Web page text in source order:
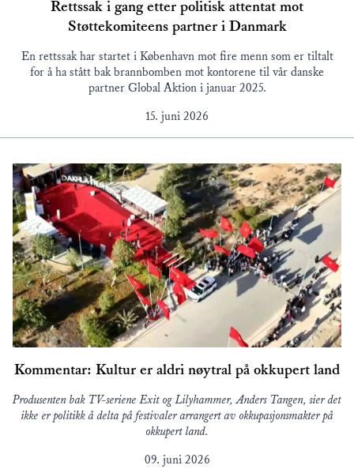
Rettssak i gang etter politisk attentat mot
Støttekomiteens partner i Danmark
En rettssak har startet i København mot fire menn som er tiltalt
for å ha stått bak brannbomben mot kontorene til vår danske
partner Global Aktion i januar 2025.
15. juni 2026
Kommentar: Kultur er aldri nøytral på okkupert land
Produsenten bak TV-seriene Exit og Lilyhammer, Anders Tangen, sier det
ikke er politikk å delta på festivaler arrangert av okkupasjonsmakter på
okkupert land.
09. juni 2026